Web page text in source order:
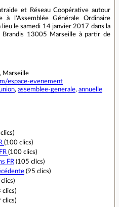
et Réseau Coopérative autour
à l'Assemblée Générale Ordinaire
le samedi 14 janvier 2017 dans la
13005 Marseille à partir de
Marseille
espace-evenement
, assemblee-generale, annuelle
(100 clics)
(100 clics)
FR(105 clics)
(95 clics)
clics)